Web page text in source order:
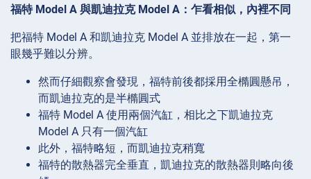
福特 Model A 與凱迪拉克 Model A：乍看相似，內裡不同
把福特 Model A 和凱迪拉克 Model A 並排放在一起，第一
眼幾乎難以分辨。
然而仔細觀察會發現，福特前後都採用全橢圓懸吊，
而凱迪拉克的是半橢圓式
福特 Model A 使用兩個汽缸，相比之下凱迪拉克
Model A 只有一個汽缸
此外，福特略短，而凱迪拉克稍寬
福特的散熱器完全垂直，凱迪拉克的散熱器則略向後